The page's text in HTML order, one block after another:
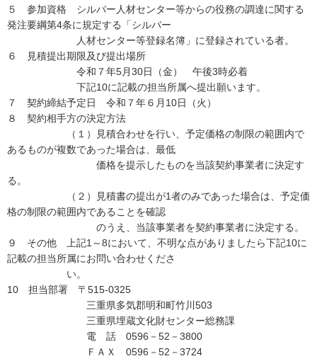
５ 参加資格 シルバー人材センター等からの役務の調達に関する
発注要綱第4条に規定する「シルバー
人材センター等登録名簿」に登録されている者。
６ 見積提出期限及び提出場所
令和７年5月30日（金） 午後3時必着
下記10に記載の担当所属へ提出願います。
７ 契約締結予定日 令和７年６月10日（火）
８ 契約相手方の決定方法
（１）見積合わせを行い、予定価格の制限の範囲内で
あるものが複数であった場合は、最低
価格を提示したものを当該契約事業者に決定す
る。
（２）見積書の提出が1者のみであった場合は、予定価
格の制限の範囲内であることを確認
のうえ、当該事業者を契約事業者に決定する。
９ その他 上記1～8において、不明な点がありましたら下記10に
記載の担当所属にお問い合わせくださ
い。
10 担当部署 〒515-0325
三重県多気郡明和町竹川503
三重県埋蔵文化財センター総務課
電 話 0596－52－3800
ＦＡＸ 0596－52－3724